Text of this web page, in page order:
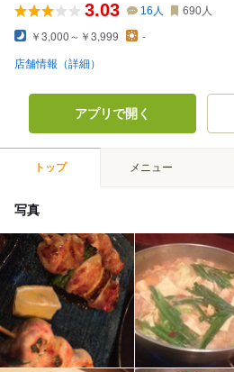
3.03 16 人 690人
￥3,000～￥3,999 -
店舗情報（詳細）
アプリで開く
トップ メニュー
写真